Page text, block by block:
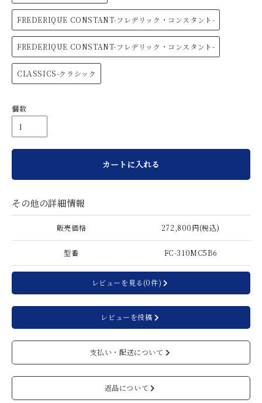
FREDERIQUE CONSTANT-フレデリック・コンスタント-
FREDERIQUE CONSTANT-フレデリック・コンスタント-
CLASSICS-クラシック
個数
カートに入れる
その他の詳細情報
販売価格 272,800円(税込)
型番 FC-310MC5B6
レビューを見る(0件)
レビューを投稿
支払い・配送について
返品について